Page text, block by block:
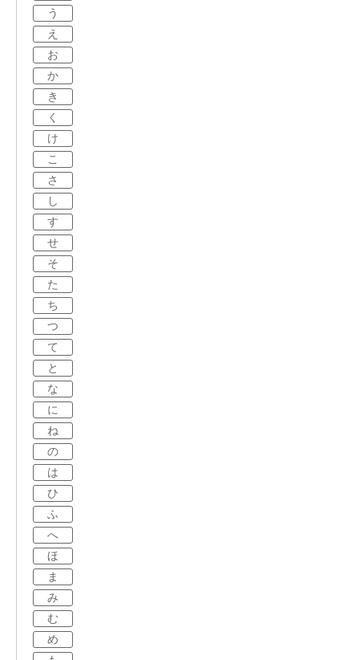
う
え
お
か
き
く
け
こ
さ
し
す
せ
そ
た
ち
つ
て
と
な
に
ね
の
は
ひ
ふ
へ
ほ
ま
み
む
め